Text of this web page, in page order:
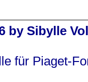
by Sibylle
für Piaget-